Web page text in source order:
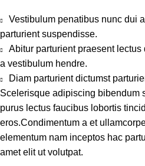
Vestibulum penatibus nunc dui
parturient suspendisse.
Abitur parturient praesent
a vestibulum hendre.
Diam parturient dictumst
Scelerisque adipiscing bibendum
purus lectus faucibus lobortis
eros.Condimentum a et
elementum nam inceptos hac
amet elit ut volutpat.